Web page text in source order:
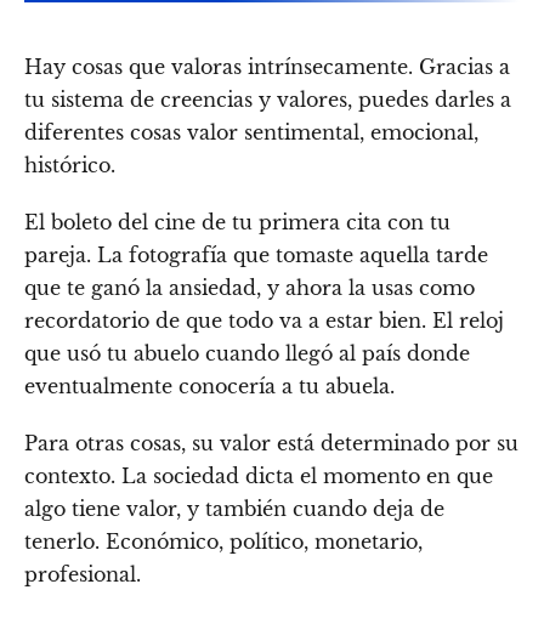
Hay cosas que valoras intrínsecamente. Gracias a
tu sistema de creencias y valores, puedes darles a
diferentes cosas valor sentimental, emocional,
histórico.
El boleto del cine de tu primera cita con tu
pareja. La fotografía que tomaste aquella tarde
que te ganó la ansiedad, y ahora la usas como
recordatorio de que todo va a estar bien. El reloj
que usó tu abuelo cuando llegó al país donde
eventualmente conocería a tu abuela.
Para otras cosas, su valor está determinado por su
contexto. La sociedad dicta el momento en que
algo tiene valor, y también cuando deja de
tenerlo. Económico, político, monetario,
profesional.